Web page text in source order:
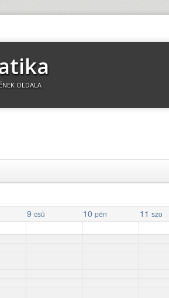
OLDALA
9 csü 10 pén 11 szo